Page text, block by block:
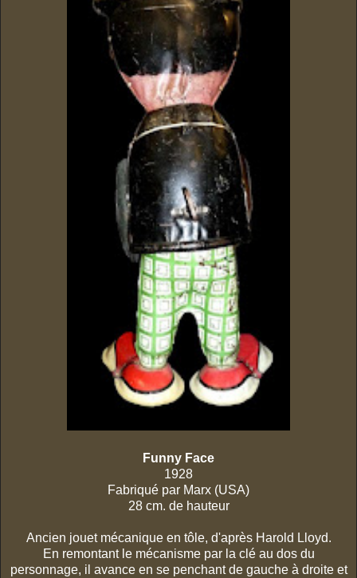
Funny Face
1928
Fabriqué par Marx (USA)
28 cm. de hauteur
Ancien jouet mécanique en tôle, d'après Harold Lloyd.
En remontant le mécanisme par la clé au dos du
personnage, il avance en se penchant de gauche à droite et